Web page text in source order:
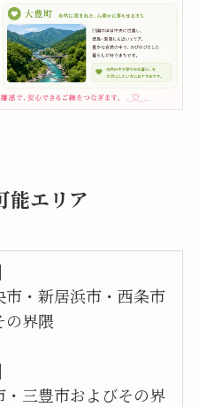
能エリア
市・新居浜市・西条市
の界隈
・三豊市およびその界